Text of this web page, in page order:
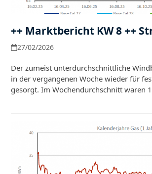
++ Marktbericht KW 8 ++
27/02/2026
Der zumeist unterdurchschnittliche
in der vergangenen Woche wieder für
gesorgt. Im Wochendurchschnitt waren